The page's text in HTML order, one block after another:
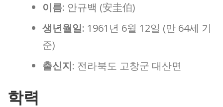
이름: 안규백 (安圭伯)
생년월일: 1961년 6월 12일 (만 64세 기
준)
출신지: 전라북도 고창군 대산면
학력